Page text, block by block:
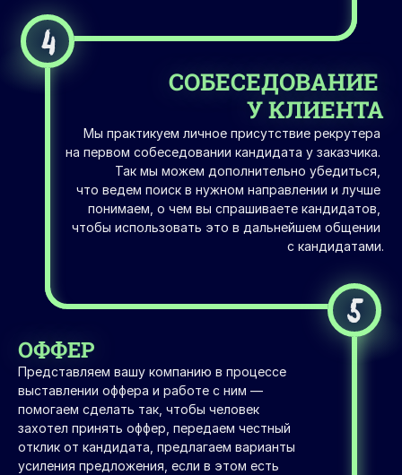
4
СОБЕСЕДОВАНИЕ
У КЛИЕНТА
Мы практикуем личное присутствие рекрутера
на первом собеседовании кандидата у заказчика.
Так мы можем дополнительно убедиться,
что ведем поиск в нужном направлении и лучше
понимаем, о чем вы спрашиваете кандидатов,
чтобы использовать это в дальнейшем общении
с кандидатами.
ОФФЕР
Представляем вашу компанию в процессе
выставлении оффера и работе с ним —
помогаем сделать так, чтобы человек
захотел принять оффер, передаем честный
отклик от кандидата, предлагаем варианты
усиления предложения, если в этом есть
5